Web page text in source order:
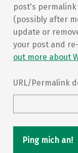
post's permalink
(possibly after
update or
your post and
out more about
URL/Permalink